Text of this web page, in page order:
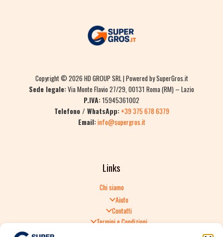
Copyright © 2026 HD GROUP SRL | Powered by SuperGros.it
Sede legale:Via Monte Flavio 27/29, 00131 Roma (RM) – Lazio
P.IVA:15945361002
Telefono / WhatsApp: +39 375 678 6379
Email:info@supergros.it
Links
Chi siamo
Aiuto
Contatti
Termini e Condizioni